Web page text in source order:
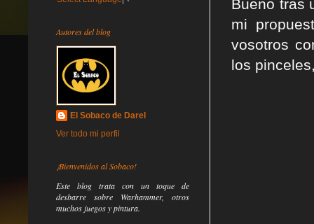
Bueno tras
mi
vosotros
los
Autores del blog
El Sobaco de Darel
Ver todo mi perfil
¡Bienvenidos al Sobaco!
Este blog trata con un toque de
desbarre sobre Warhammer, otros
muchos juegos y pintura.